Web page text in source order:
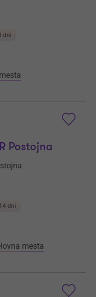
dni
Postojna
dni
mesta